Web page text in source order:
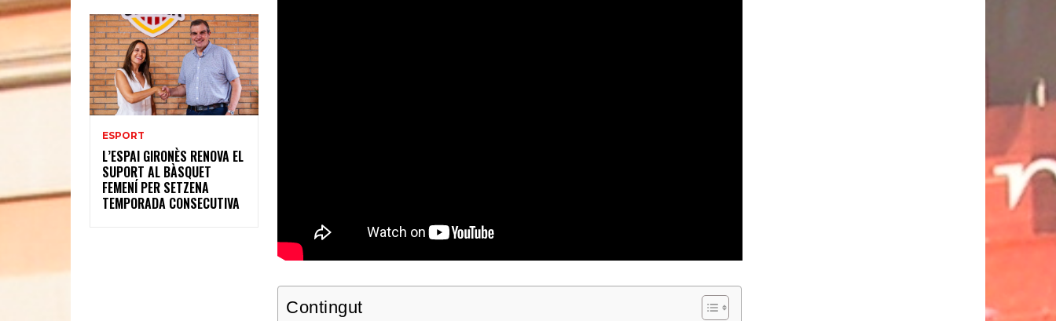
ESPORT
L’ESPAI GIRONÈS RENOVA EL
SUPORT AL BÀSQUET
FEMENÍ PER SETZENA
TEMPORADA CONSECUTIVA
Contingut